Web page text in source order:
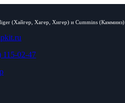
(Хайгер, Хагер, Хигер) и Cummins (Камминз)
115-02-47